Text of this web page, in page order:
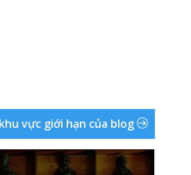
vực giới hạn của blog